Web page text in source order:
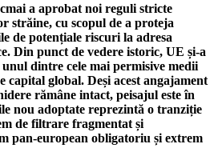
a aprobat noi reguli stricte
străine, cu scopul de a proteja
de potențiale riscuri la adresa
Din punct de vedere istoric, UE și-a
dintre cele mai permisive medii
global. Deși acest angajament
rămâne intact, peisajul este în
nou adoptate reprezintă o tranziție
de filtrare fragmentat și
pan-european obligatoriu și extrem